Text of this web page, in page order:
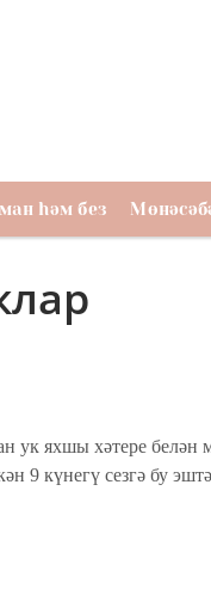
һәм без
ук яхшы хәтере
9 күнегү сезгә бу